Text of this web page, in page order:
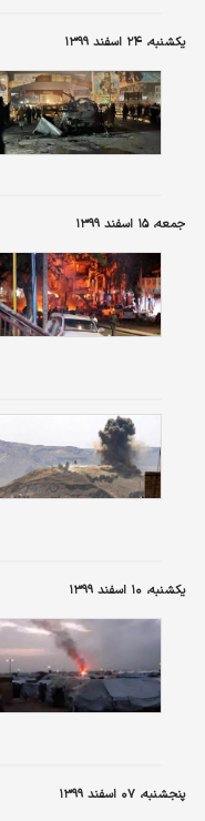
یکشنبه، ۲۴ اسفند ۱۳۹۹
جمعه، ۱۵ اسفند ۱۳۹۹
یکشنبه، ۱۰ اسفند ۱۳۹۹
پنجشنبه، ۰۷ اسفند ۱۳۹۹